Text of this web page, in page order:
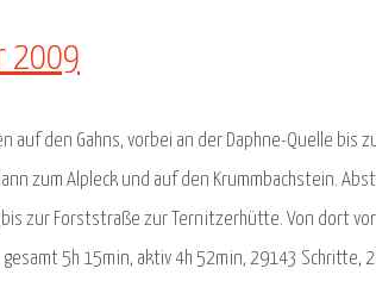
2009
auf den Gahns, vorbei an der Daphne-Quelle bis
zum Alpleck und auf den Krummbachstein.
zur Forststraße zur Ternitzerhütte. Von dort
gesamt 5h 15min, aktiv 4h 52min, 29143 Schritte,